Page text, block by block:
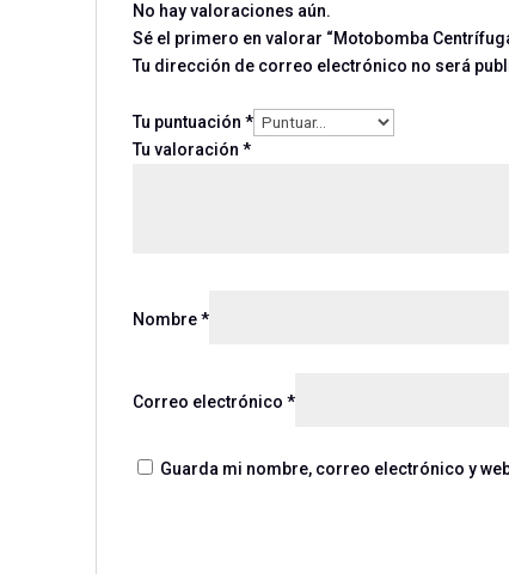
No hay valoraciones aún.
Sé el primero en valorar “Motobomba
Tu dirección de correo electrónico no será
Tu puntuación *
Tu valoración *
Nombre*
Correo electrónico *
Guarda mi nombre, correo electrónico y